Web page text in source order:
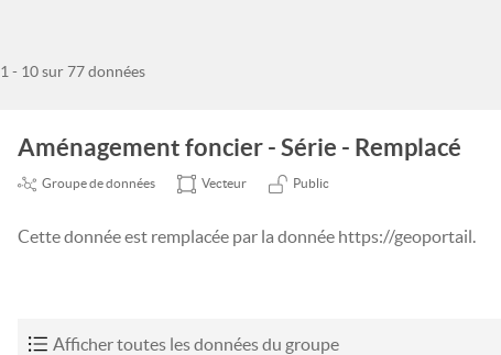
1 - 10 sur 77 données
Aménagement foncier - Série - Remplacé
Groupe de données Vecteur Public
Cette donnée est remplacée par la donnée https://geoportail.
Afficher toutes les données du groupe